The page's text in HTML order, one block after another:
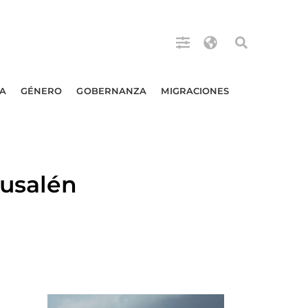
GÉNERO GOBERNANZA MIGRACIONES